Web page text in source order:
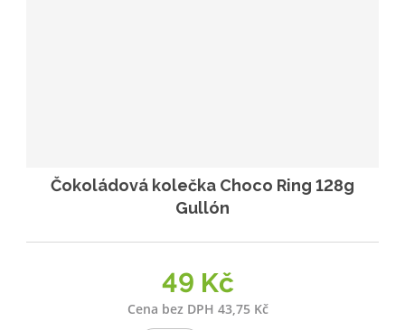
Čokoládová kolečka Choco Ring 128g
Gullón
49 Kč
Cena bez DPH 43,75 Kč